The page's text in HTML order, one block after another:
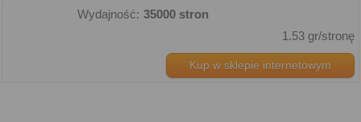
Wydajność: 35000 stron
1.53 gr/stronę
Kup w sklepie internetowym